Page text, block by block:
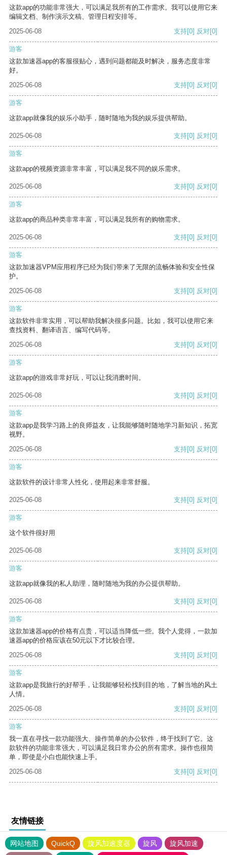
这款app的功能非常强大，可以满足我所有的工作需求。我可以使用它来
编辑文档、制作演示文稿、管理日程安排等。
2025-06-08
支持[0] 反对[0]
游客
这款加速器app的客服很贴心，遇到问题都能及时解决，服务态度非常
好。
2025-06-08
支持[0] 反对[0]
游客
这款app就像我的娱乐小助手，随时随地为我的娱乐提供帮助。
2025-06-08 支持[0] 反对[0]
游客
这款app的视频资源非常丰富，可以满足我不同的娱乐需求。
2025-06-08 支持[0] 反对[0]
游客
这款app的商品种类非常丰富，可以满足我所有的购物需求。
2025-06-08 支持[0] 反对[0]
游客
这款加速器VPM应用程序已经为我们带来了无限的流畅体验和安全性保
护。
2025-06-08
支持[0] 反对[0]
游客
这款软件非常实用，可以帮助我解决很多问题。比如，我可以使用它来
查找资料、翻译语言、编写代码等。
2025-06-08
支持[0] 反对[0]
游客
这款app的游戏非常好玩，可以让我消磨时间。
2025-06-08 支持[0] 反对[0]
游客
这款app是我学习路上的良师益友，让我能够随时随地学习新知识，拓宽
视野。
2025-06-08
支持[0] 反对[0]
游客
这款软件的设计非常人性化，使用起来非常舒服。
2025-06-08 支持[0] 反对[0]
游客
这个软件很好用
2025-06-08 支持[0] 反对[0]
游客
这款app就像我的私人助理，随时随地为我的办公提供帮助。
2025-06-08 支持[0] 反对[0]
游客
这款加速器app的价格有点贵，可以适当降低一些。我个人觉得，一款加
速器app的价格应该在50元以下才比较合理。
2025-06-08
支持[0] 反对[0]
游客
这款app是我旅行的好帮手，让我能够轻松找到目的地，了解当地的风土
人情。
2025-06-08
支持[0] 反对[0]
游客
我一直在寻找一款功能强大、操作简单的办公软件，终于找到了它。这
款软件的功能非常强大，可以满足我日常办公的所有需求。操作也很简
单，即使是小白也能快速上手。
2025-06-08
支持[0] 反对[0]
友情链接
网站地图 QuickQ 旋风加速度器 旋风
旋风加速